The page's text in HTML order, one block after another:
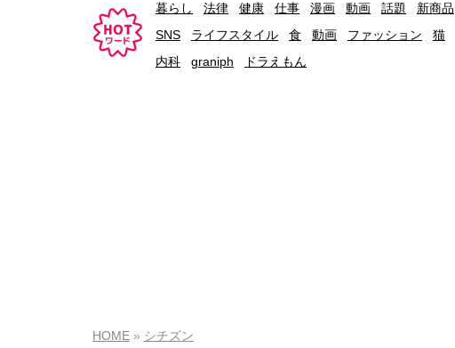
暮らし 法律 健康 仕事 漫画 動画 話題 新商品
SNS
ライフスタイル 食 動画 ファッション 猫
内科
graniph ドラえもん
HOME シチズン